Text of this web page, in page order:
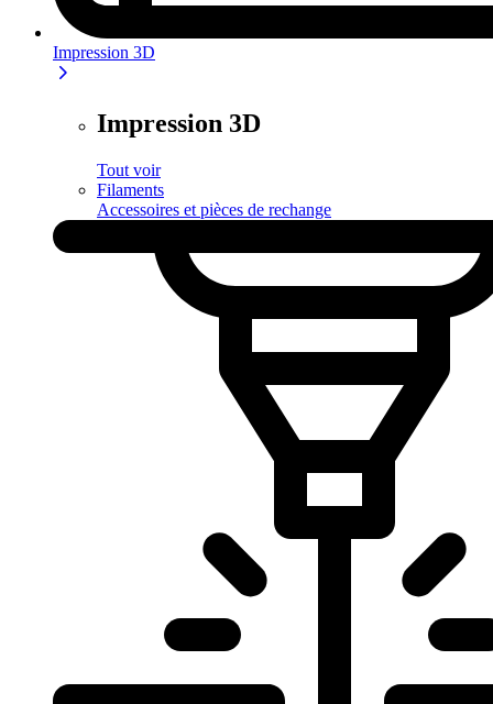
Impression 3D
Impression 3D
Tout voir
Filaments
Accessoires et pièces de rechange